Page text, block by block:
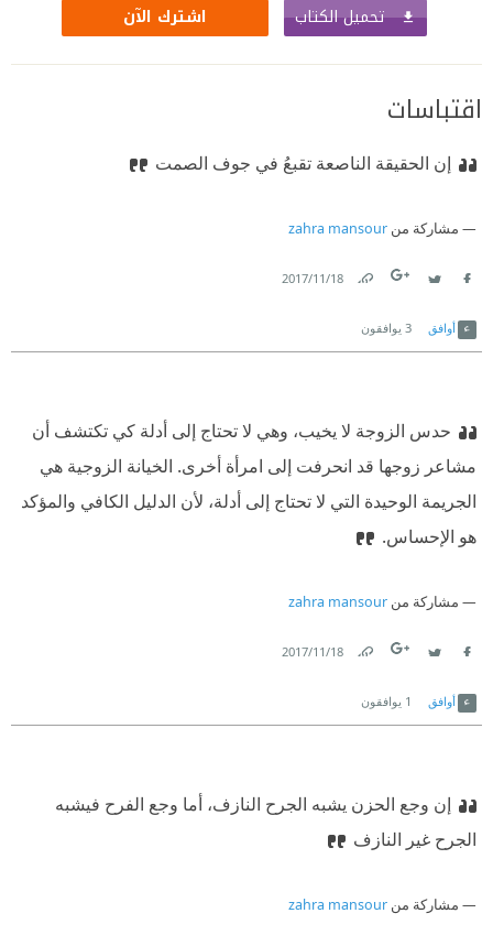
تحميل الكتاب اشترك الآن
اقتباسات
إن الحقيقة الناصعة تقبعُ في جوف الصمت
مشاركة من zahra mansour
18‏/11‏/2017
أوافق 3 يوافقون
حدس الزوجة لا يخيب، وهي لا تحتاج إلى أدلة كي تكتشف أن
مشاعر زوجها قد انحرفت إلى امرأة أخرى. الخيانة الزوجية هي
الجريمة الوحيدة التي لا تحتاج إلى أدلة، لأن الدليل الكافي والمؤكد
هو الإحساس.
مشاركة من zahra mansour
18‏/11‏/2017
أوافق 1 يوافقون
إن وجع الحزن يشبه الجرح النازف، أما وجع الفرح فيشبه
الجرح غير النازف
مشاركة من zahra mansour